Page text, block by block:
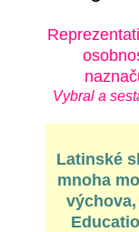
Vybral a
Latinské
mnoha